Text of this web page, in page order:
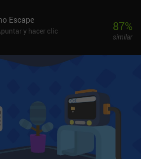
Escape
y hacer clic
87%
similar